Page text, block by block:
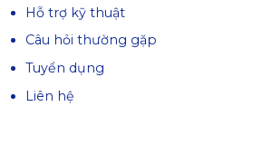
Hỗ trợ kỹ thuật
Câu hỏi thường gặp
Tuyển dụng
Liên hệ